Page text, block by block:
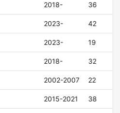
2018- 36
2023- 42
2023- 19
2018- 32
2002-2007 22
2015-2021 38